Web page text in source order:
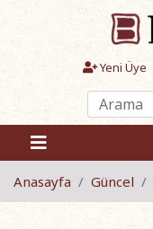
Yeni Üye
Anasayfa Güncel